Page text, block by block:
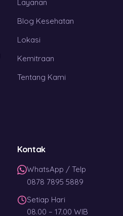
Layanan
Blog Kesehatan
Lokasi
Kemitraan
Tentang Kami
Kontak
WhatsApp / Telp
0878 7895 5889
Setiap Hari
08.00 – 17.00 WIB